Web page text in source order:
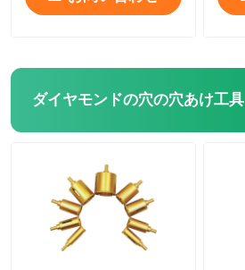
ダイヤモンドの穴の穴あけ工具